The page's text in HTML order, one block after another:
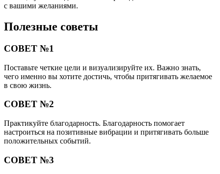
с вашими желаниями.
Полезные советы
СОВЕТ №1
Поставьте четкие цели и визуализируйте их. Важно знать,
чего именно вы хотите достичь, чтобы притягивать желаемое
в свою жизнь.
СОВЕТ №2
Практикуйте благодарность. Благодарность помогает
настроиться на позитивные вибрации и притягивать больше
положительных событий.
СОВЕТ №3